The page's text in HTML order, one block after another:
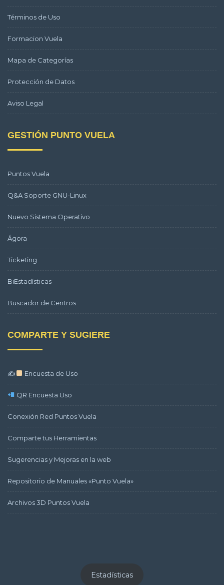
Términos de Uso
Formacion Vuela
Mapa de Categorías
Protección de Datos
Aviso Legal
GESTIÓN PUNTO VUELA
Puntos Vuela
Q&A Soporte GNU-Linux
Nuevo Sistema Operativo
Ágora
Ticketing
BiEstadísticas
Buscador de Centros
COMPARTE Y SUGIERE
✍ Encuesta de Uso
QR Encuesta Uso
Conexión Red Puntos Vuela
Comparte tus Herramientas
Sugerencias y Mejoras en la web
Repositorio de Manuales «Punto Vuela»
Archivos 3D Puntos Vuela
Estadísticas